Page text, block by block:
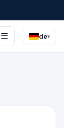
☰ de▾